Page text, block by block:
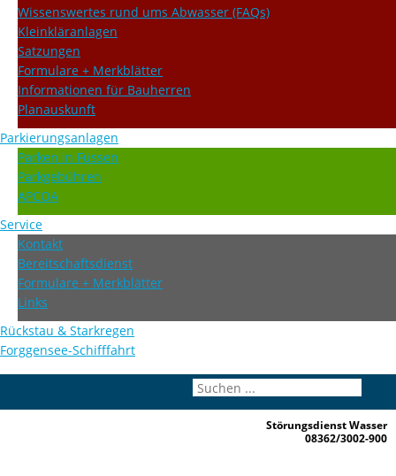
Wissenswertes rund ums Abwasser (FAQs)
Kleinkläranlagen
Satzungen
Formulare + Merkblätter
Informationen für Bauherren
Planauskunft
Parkierungsanlagen
Parken in Füssen
Parkgebühren
APCOA
Service
Kontakt
Bereitschaftsdienst
Formulare + Merkblätter
Links
Rückstau & Starkregen
Forggensee-Schifffahrt
Störungsdienst Wasser
08362/3002-900